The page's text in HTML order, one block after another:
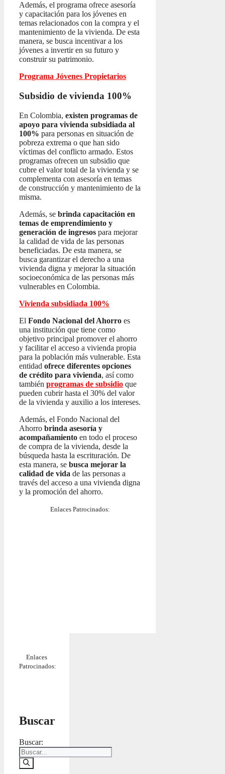
Además, el programa ofrece asesoría
y capacitación para los jóvenes en
temas relacionados con la compra y el
mantenimiento de la vivienda. De esta
manera, se busca incentivar a los
jóvenes a invertir en su futuro y
construir su patrimonio.
Programa Jóvenes Propietarios
Subsidio de vivienda 100%
En Colombia, existen programas de
apoyo para vivienda subsidiada al
100% para personas en situación de
pobreza extrema o que han sido
víctimas del conflicto armado. Estos
programas ofrecen un subsidio que
cubre el valor total de la vivienda y se
complementa con asesoría en temas
de construcción y mantenimiento de la
misma.
Además, se brinda capacitación en
temas de emprendimiento y
generación de ingresos para mejorar
la calidad de vida de las personas
beneficiadas. De esta manera, se
busca garantizar el derecho a una
vivienda digna y mejorar la situación
socioeconómica de las personas más
vulnerables en Colombia.
Vivienda subsidiada 100%
El Fondo Nacional del Ahorro es
una institución que tiene como
objetivo principal promover el ahorro
y facilitar el acceso a vivienda propia
para la población más vulnerable. Esta
entidad ofrece diferentes opciones
de crédito para vivienda, así como
también programas de subsidio que
pueden cubrir hasta el 30% del valor
de la vivienda y auxilio a los intereses.
Además, el Fondo Nacional del
Ahorro brinda asesoría y
acompañamiento en todo el proceso
de compra de la vivienda, desde la
búsqueda hasta la escrituración. De
esta manera, se busca mejorar la
calidad de vida de las personas a
través del acceso a una vivienda digna
y la promoción del ahorro.
Enlaces Patrocinados:
Enlaces
Patrocinados:
Buscar
Buscar: